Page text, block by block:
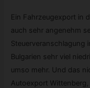
Ein Fahrzeugexport in
auch sehr angenehm
Steuerveranschlagung
Bulgarien sehr viel
umso mehr. Und das
Autoexport